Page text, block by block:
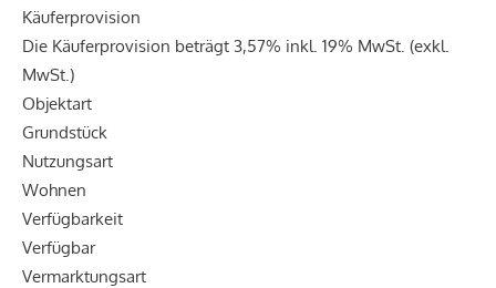
Käuferprovision
Die Käuferprovision beträgt 3,57% inkl. 19% MwSt. (exkl.
MwSt.)
Objektart
Grundstück
Nutzungsart
Wohnen
Verfügbarkeit
Verfügbar
Vermarktungsart